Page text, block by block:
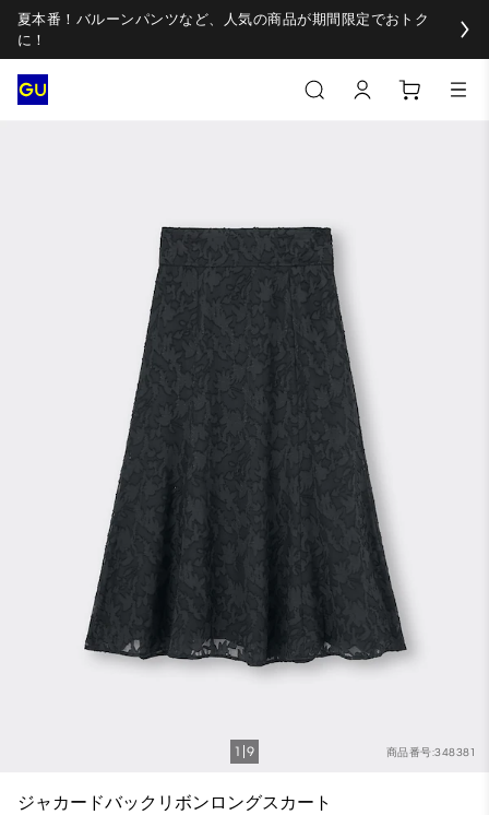
夏本番！バルーンパンツなど、人気の商品が期間限定でおトク
に！
商品番号:348381
1 9
ジャカードバックリボンロングスカート